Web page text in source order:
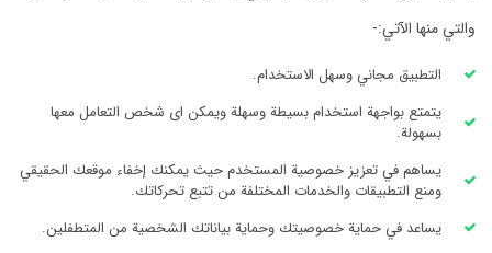
والتي منها الآتي:-
التطبيق مجاني وسهل الاستخدام.
يتمتع بواجهة استخدام بسيطة وسهلة ويمكن اى شخص التعامل معها
بسهولة.
يساهم في تعزيز خصوصية المستخدم حيث يمكنك إخفاء موقعك الحقيقي
ومنع التطبيقات والخدمات المختلفة من تتبع تحركاتك.
يساعد في حماية خصوصيتك وحماية بياناتك الشخصية من المتطفلين.